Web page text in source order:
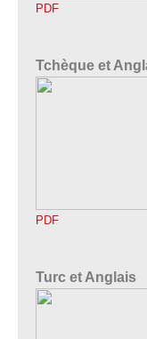
PDF
Tchèque et
PDF
Turc et Anglais